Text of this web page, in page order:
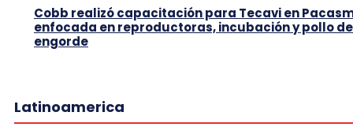
Cobb realizó capacitación para Tecavi en
enfocada en reproductoras, incubación y pollo de
engorde
Latinoamerica